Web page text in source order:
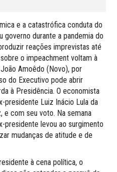
e a catastrófica conduta do
governo durante a pandemia do
reações imprevistas até
o impeachment voltam à
Amoêdo (Novo), por
do Executivo pode abrir
à Presidência. O economista
presidente Luiz Inácio Lula da
e com seu voto. Na semana
presidente levou ao surgimento
mudanças de atitude e de
à cena política, o